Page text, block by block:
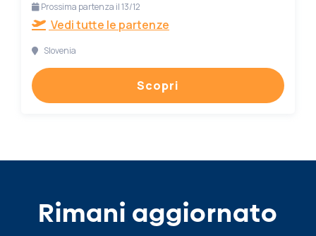
Prossima partenza il 13/12
Vedi tutte le partenze
Slovenia
Scopri
Rimani aggiornato